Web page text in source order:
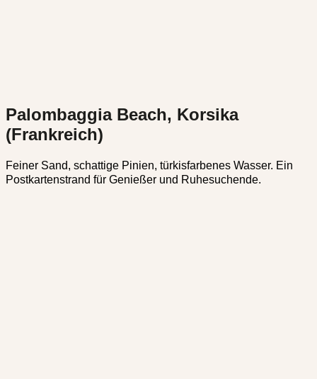
Palombaggia Beach, Korsika
(Frankreich)
Feiner Sand, schattige Pinien, türkisfarbenes Wasser. Ein
Postkartenstrand für Genießer und Ruhesuchende.